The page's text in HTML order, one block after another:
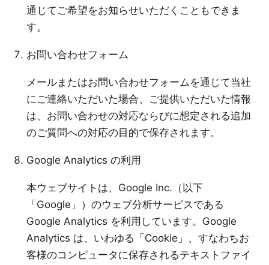
通じてご希望をお知らせいただくこともできま
す。
お問い合わせフォーム
メールまたはお問い合わせフォームを通じて当社
にご連絡いただいた場合、ご提供いただいた情報
は、お問い合わせの対応ならびに想定される追加
のご質問への対応の目的で保存されます。
Google Analytics の利用
本ウェブサイトは、Google Inc.（以下
「Google」）のウェブ分析サービスである
Google Analytics を利用しています。Google
Analytics は、いわゆる「Cookie」、すなわちお
客様のコンピュータに保存されるテキストファイ